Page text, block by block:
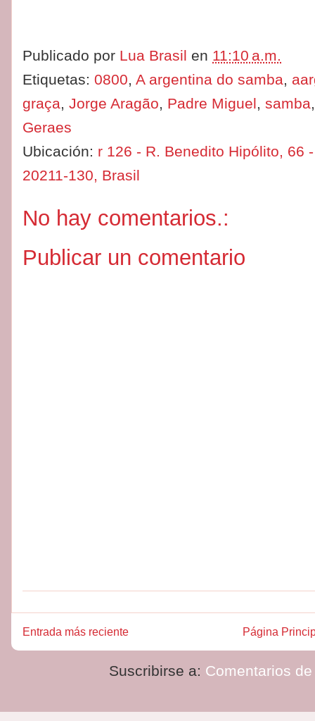
Publicado por Lua Brasil en 11:10 a.m.
Etiquetas: 0800, A argentina do samba,
graça, Jorge Aragão, Padre Miguel, samba
Geraes
Ubicación: r 126 - R. Benedito Hipólito, 66
20211-130, Brasil
No hay comentarios.:
Publicar un comentario
Entrada más reciente Página
Suscribirse a: Comentarios